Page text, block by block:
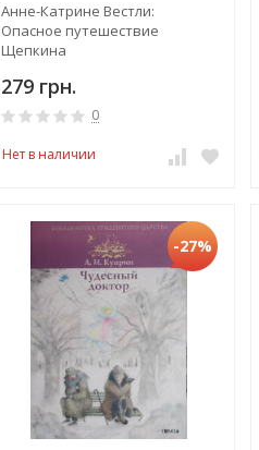
Анне-Катрине Вестли:
Опасное путешествие
Щепкина
279 грн.
0
Нет в наличии
-27%